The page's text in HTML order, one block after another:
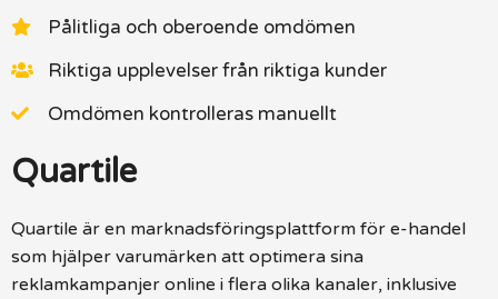
Pålitliga och oberoende omdömen
Riktiga upplevelser från riktiga kunder
Omdömen kontrolleras manuellt
Quartile
Quartile är en marknadsföringsplattform för e-handel
som hjälper varumärken att optimera sina
reklamkampanjer online i flera olika kanaler, inklusive